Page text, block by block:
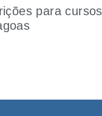
para cursos